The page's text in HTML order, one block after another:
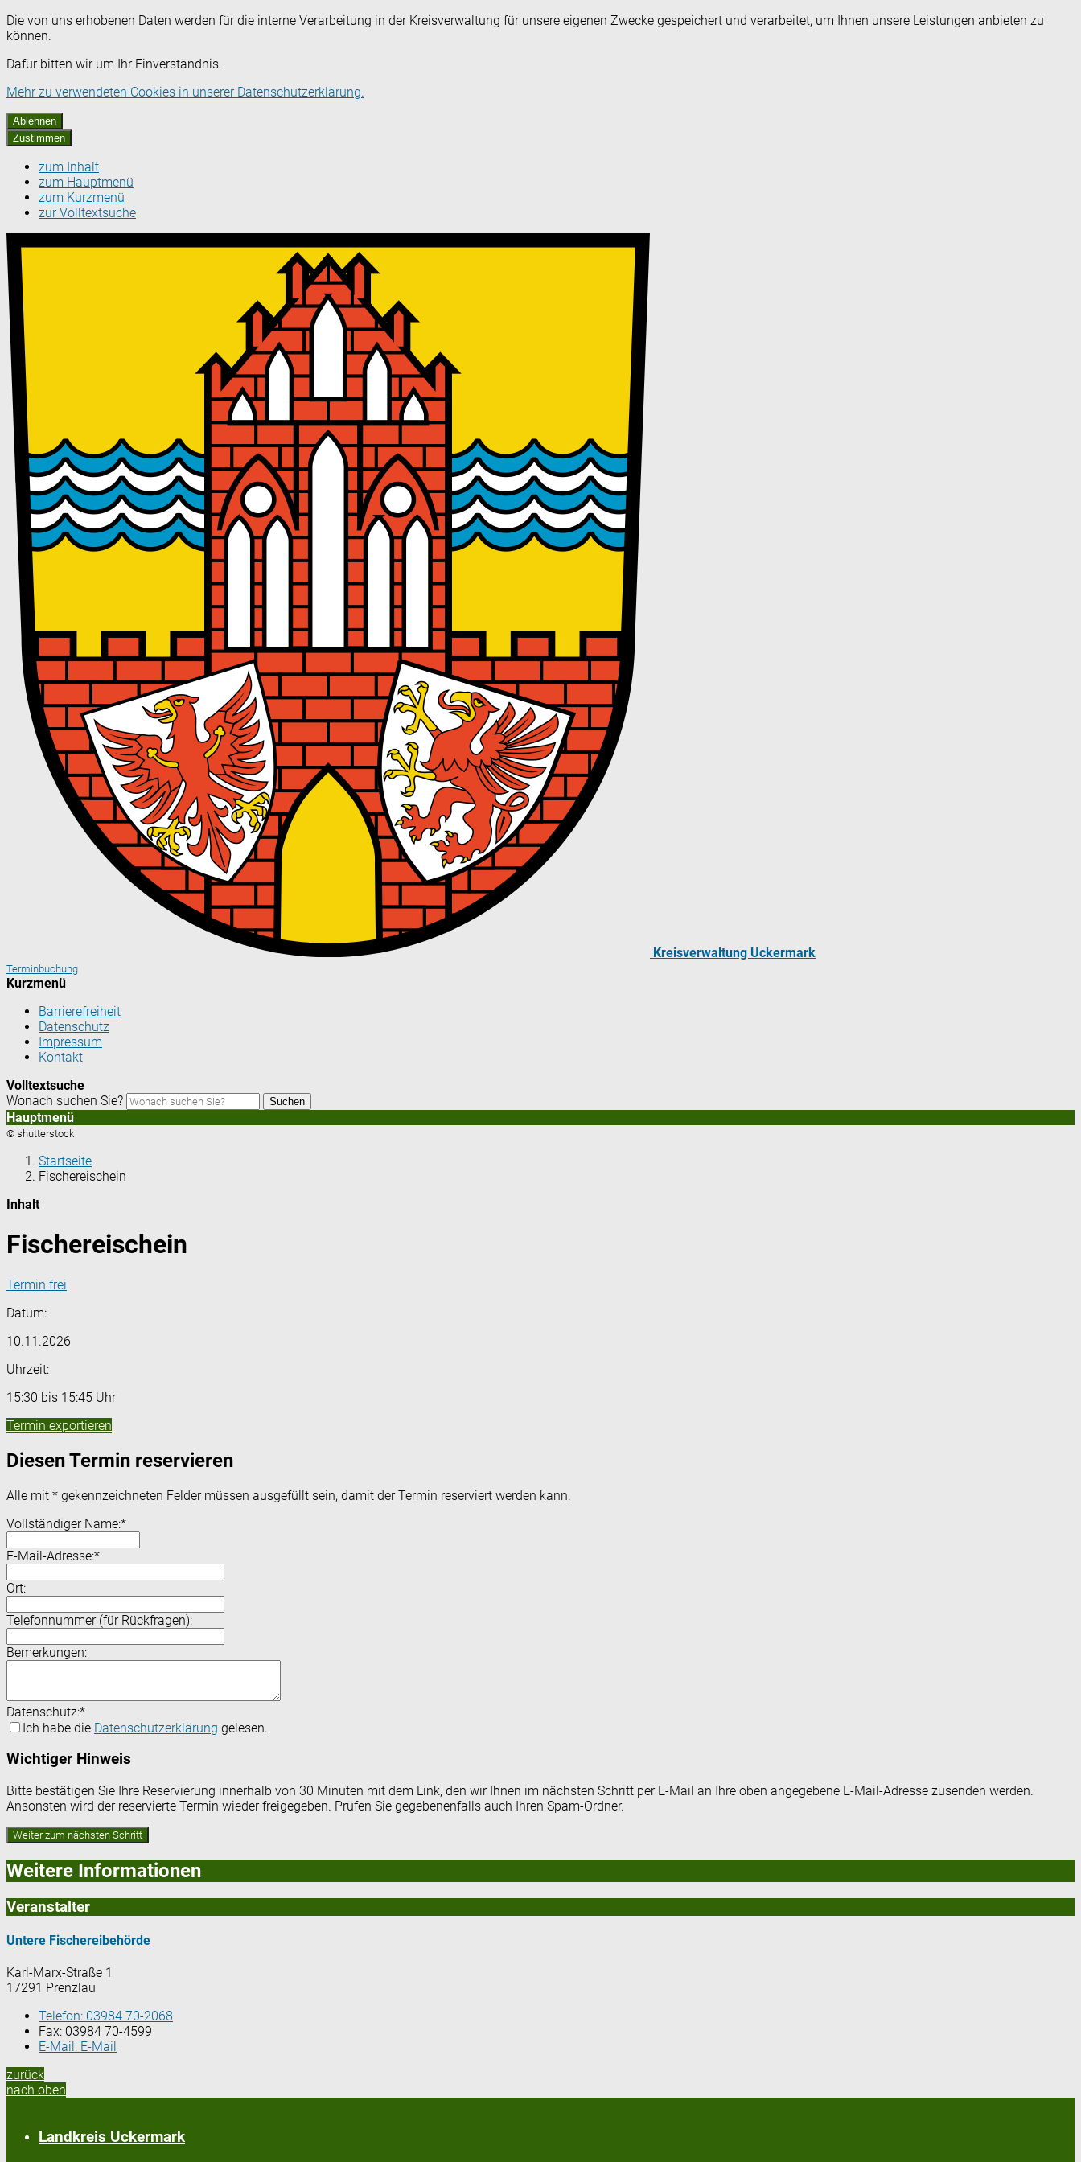
Die von uns erhobenen Daten werden für die interne Verarbeitung in der Kreisverwaltung für unsere eigenen Zwecke gespeichert und verarbeitet, um Ihnen unsere Leistungen anbieten zu
können.
Dafür bitten wir um Ihr Einverständnis.
Mehr zu verwendeten Cookies in unserer Datenschutzerklärung.
Ablehnen
Zustimmen
zum Inhalt
zum Hauptmenü
zum Kurzmenü
zur Volltextsuche
Kreisverwaltung Uckermark
Terminbuchung
Kurzmenü
Barrierefreiheit
Datenschutz
Impressum
Kontakt
Volltextsuche
Wonach suchen Sie?
Suchen
Hauptmenü
© shutterstock
Startseite
Fischereischein
Inhalt
Fischereischein
Termin frei
Datum:
10.11.2026
Uhrzeit:
15:30 bis 15:45 Uhr
Termin exportieren
Diesen Termin reservieren
Alle mit * gekennzeichneten Felder müssen ausgefüllt sein, damit der Termin reserviert werden kann.
Vollständiger Name:*
E-Mail-Adresse:*
Ort:
Telefonnummer (für Rückfragen):
Bemerkungen:
Datenschutz:*
Ich habe die Datenschutzerklärung gelesen.
Wichtiger Hinweis
Bitte bestätigen Sie Ihre Reservierung innerhalb von 30 Minuten mit dem Link, den wir Ihnen im nächsten Schritt per E-Mail an Ihre oben angegebene E-Mail-Adresse zusenden werden.
Ansonsten wird der reservierte Termin wieder freigegeben. Prüfen Sie gegebenenfalls auch Ihren Spam-Ordner.
Weitere Informationen
Veranstalter
Untere Fischereibehörde
Karl-Marx-Straße 1
17291 Prenzlau
Telefon: 03984 70-2068
Fax: 03984 70-4599
E-Mail: E-Mail
zurück
nach oben
Landkreis Uckermark